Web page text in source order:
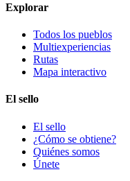
Explorar
Todos los pueblos
Multiexperiencias
Rutas
Mapa interactivo
El sello
El sello
¿Cómo se obtiene?
Quiénes somos
Únete